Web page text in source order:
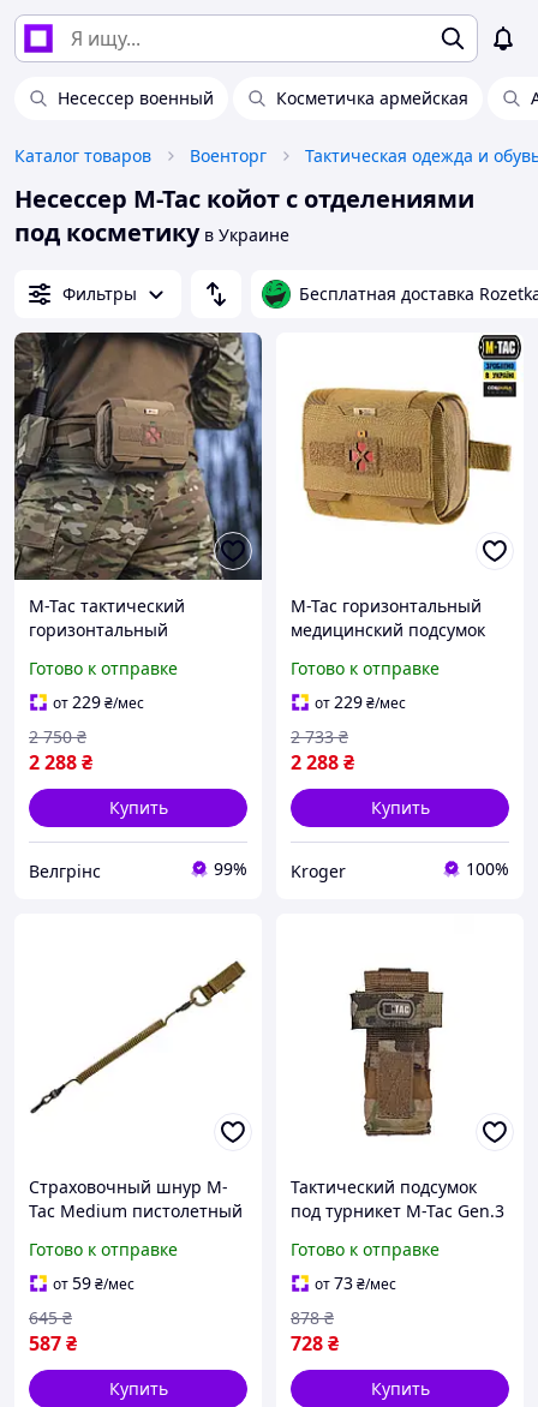
Несессер военный Косметичка армейская
Каталог товаров Военторг Тактическая одежда и
Несессер M-Tac койот с отделениями
под косметикув Украине
Фильтры Бесплатная доставка
M-Tac тактический
горизонтальный
под аптечку с
креплением Molle Large
Elite Coyote
Готово к отправке
от229₴/мес
2 288₴
2 750 ₴
Купить
Велгрінс 99%
M-Tac горизонтальный
медицинский подсумок
креплением Molle Large
Elite Coyote
Готово к отправке
от229₴/мес
2 288₴
2 733 ₴
Купить
Kroger 100%
Страховочный шнур M-
Tac Medium пистолетный
с D-кольцом койот 5143-
TD
Готово к отправке
от59₴/мес
587₴
645 ₴
Купить
Тактический подсумок
под турникет M-Tac Gen.3
подсумок для турникета с
креплением Molle
Готово к отправке
от73₴/мес
728₴
878 ₴
Купить